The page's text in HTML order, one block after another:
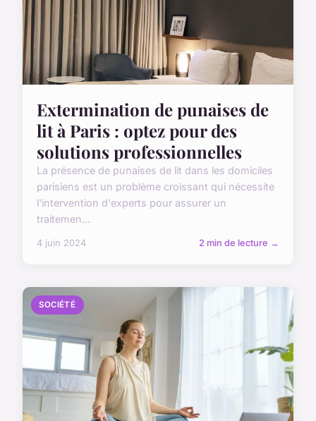
Extermination de punaises de
lit à Paris : optez pour des
solutions professionnelles
La présence de punaises de lit dans les domiciles
parisiens est un problème croissant qui nécessite
l'intervention d'experts pour assurer un
traitemen...
4 juin 2024 2 min de lecture →
SOCIÉTÉ